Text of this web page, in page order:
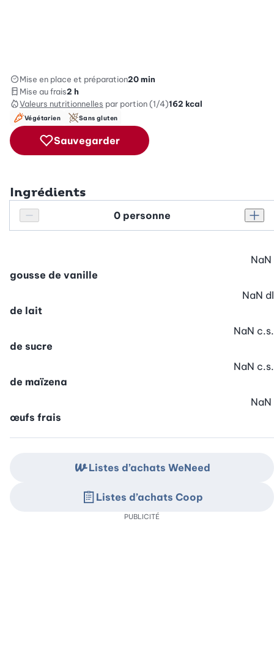
Mise en place et préparation20 min
Mise au frais2 h
Valeurs nutritionnelles par portion (1/4)162 kcal
Végétarien Sans gluten
Sauvegarder
Ingrédients
Réduire le nombre de personnes
Personnes
gousse de vanille
NaN
de lait
NaN dl
de sucre
NaN c.s.
de maïzena
NaN c.s.
œufs frais
NaN
Listes d’achats WeNeed
Listes d’achats Coop
PUBLICITÉ